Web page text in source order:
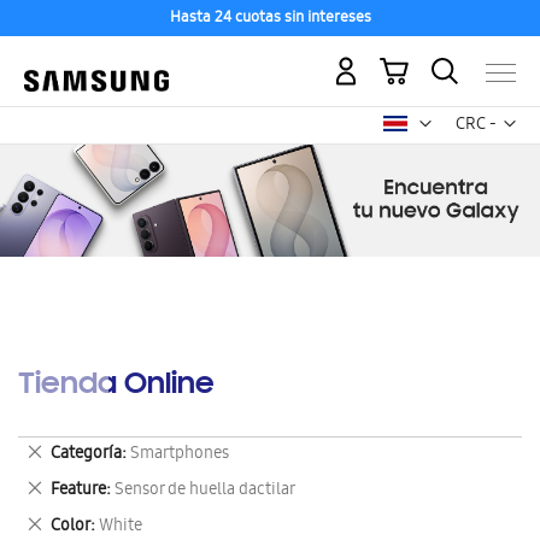
Hasta 24 cuotas sin intereses
CRC -
colón
Mi carrito
Tienda Online
Categoría Smartphones
Eliminar
este
artículo
Feature Sensor de huella dactilar
Eliminar
este
Color White
Eliminar